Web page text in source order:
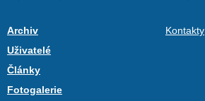
Archiv
Uživatelé
Články
Fotogalerie
Kontakty